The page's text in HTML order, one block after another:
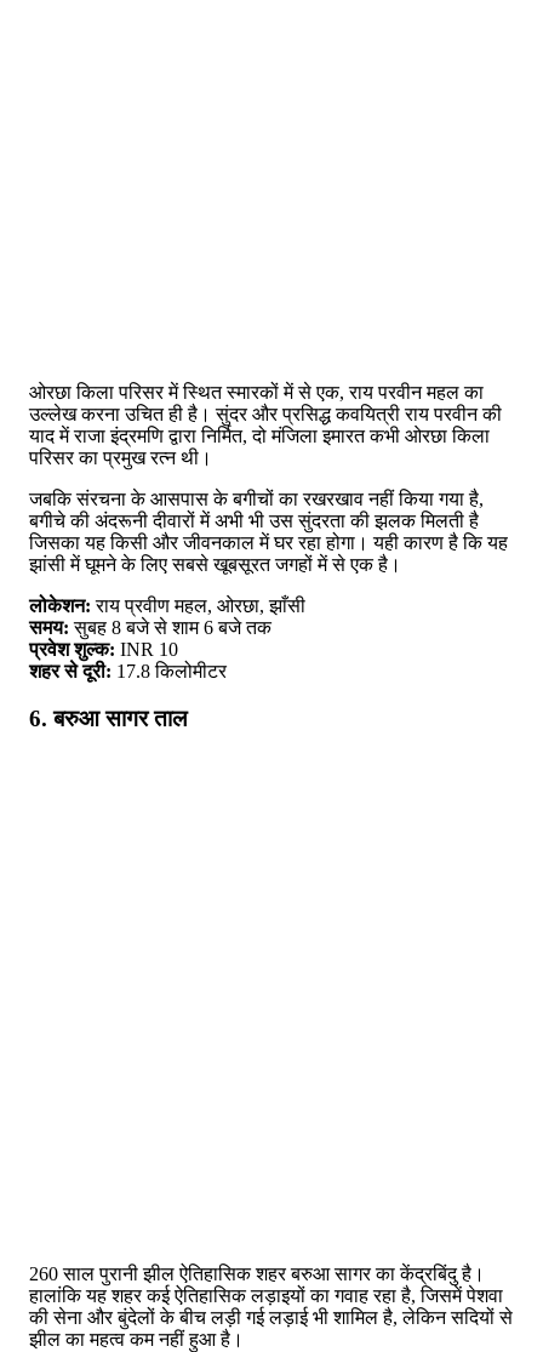
ओरछा किला परिसर में स्थित स्मारकों में से एक, राय परवीन महल का
उल्लेख करना उचित ही है। सुंदर और प्रसिद्ध कवयित्री राय परवीन की
याद में राजा इंद्रमणि द्वारा निर्मित, दो मंजिला इमारत कभी ओरछा किला
परिसर का प्रमुख रत्न थी।
जबकि संरचना के आसपास के बगीचों का रखरखाव नहीं किया गया है,
बगीचे की अंदरूनी दीवारों में अभी भी उस सुंदरता की झलक मिलती है
जिसका यह किसी और जीवनकाल में घर रहा होगा। यही कारण है कि यह
झांसी में घूमने के लिए सबसे खूबसूरत जगहों में से एक है।
लोकेशन: राय प्रवीण महल, ओरछा, झाँसी
समय: सुबह 8 बजे से शाम 6 बजे तक
प्रवेश शुल्क: INR 10
शहर से दूरी: 17.8 किलोमीटर
6. बरुआ सागर ताल
260 साल पुरानी झील ऐतिहासिक शहर बरुआ सागर का केंद्रबिंदु है।
हालांकि यह शहर कई ऐतिहासिक लड़ाइयों का गवाह रहा है, जिसमें पेशवा
की सेना और बुंदेलों के बीच लड़ी गई लड़ाई भी शामिल है, लेकिन सदियों से
झील का महत्व कम नहीं हुआ है।